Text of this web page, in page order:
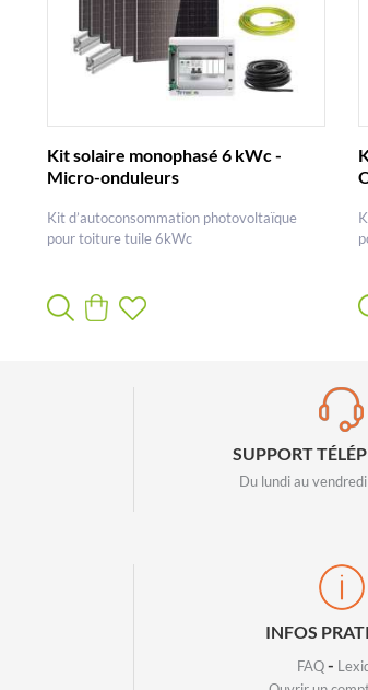
Kit solaire monophasé 6 kWc -
Micro-onduleurs
Kit d’autoconsommation photovoltaïque
pour toiture tuile 6kWc
SUPPORT
Du lundi au
INFOS
FAQ-